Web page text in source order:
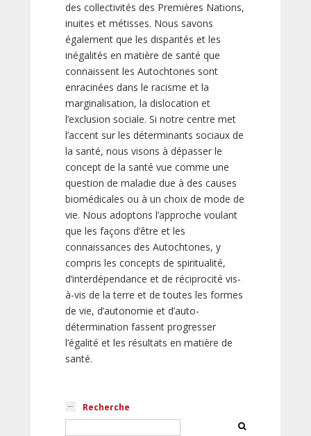
des collectivités des Premières Nations,
inuites et métisses. Nous savons
également que les disparités et les
inégalités en matière de santé que
connaissent les Autochtones sont
enracinées dans le racisme et la
marginalisation, la dislocation et
l’exclusion sociale. Si notre centre met
l’accent sur les déterminants sociaux de
la santé, nous visons à dépasser le
concept de la santé vue comme une
question de maladie due à des causes
biomédicales ou à un choix de mode de
vie. Nous adoptons l’approche voulant
que les façons d’être et les
connaissances des Autochtones, y
compris les concepts de spiritualité,
d’interdépendance et de réciprocité vis-
à-vis de la terre et de toutes les formes
de vie, d’autonomie et d’auto-
détermination fassent progresser
l’égalité et les résultats en matière de
santé.
Recherche